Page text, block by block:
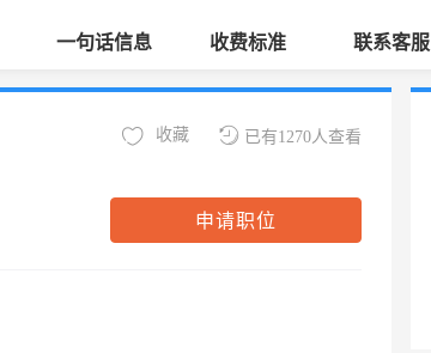
一句话信息 收费标准 联系客服
已有1270人查看
收藏
申请职位